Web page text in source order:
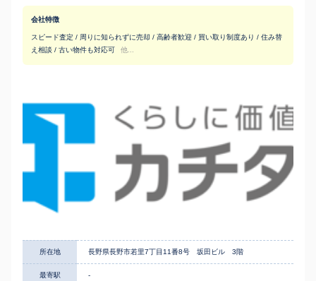
会社特徴
スピード査定 / 周りに知られずに売却 / 高齢者歓迎 / 買い取り制度あり / 住み替
え相談 / 古い物件も対応可
他...
所在地 長野県長野市若里7丁目11番8号 坂田ビル 3階
最寄駅 -